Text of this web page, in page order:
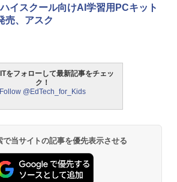
Amazon Fire HD 10 キッズモデル (10イ
ンチ) ピンク 対象年齢3歳から 数千点の
キッズコンテンツが1年間使い放題
パイロット スイスイおえかき for Study
育
￥2,073
タッチペンで音が聞ける!はじめてずかん
1000 英語つき ([バラエティ])
中学英語をもう一度ひとつひとつわかり
やすく。改訂版
仮面ライダー 改造人間 限定ケース版
ThinkFun ボードゲーム 「サーキット・
メイズ」 配線回路をプログラミングする
日本語説明書付 8歳~ 76341 誕生日 クリ
￥1,980
物理実験モデル楽器電磁気教材を教える
イスクール向けAI学習用PCキット
売、アスク
をフォローして最新記事をチェッ
ク！
Follow @EdTech_for_Kids
当サイトの記事を優先表示させる